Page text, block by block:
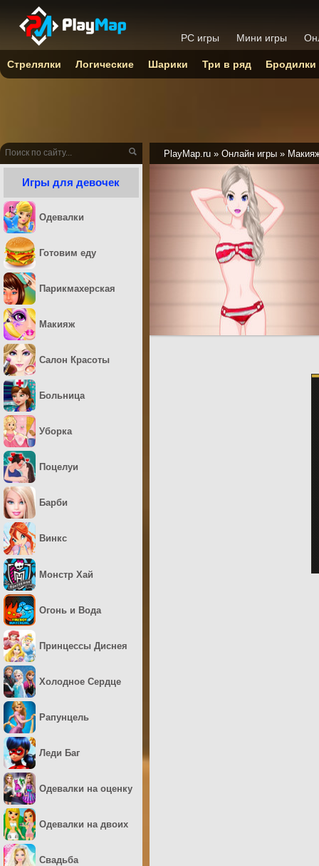
PlayMap.ru » Онлайн игры »
Игры для девочек
Одевалки
Готовим еду
Парикмахерская
Макияж
Салон Красоты
Больница
Уборка
Поцелуи
Барби
Винкс
Монстр Хай
Огонь и Вода
Принцессы Диснея
Холодное Сердце
Рапунцель
Леди Баг
Одевалки на оценку
Одевалки на двоих
Свадьба
PC игры Мини игры
Стрелялки Логические Шарики Три в ряд Бродилки